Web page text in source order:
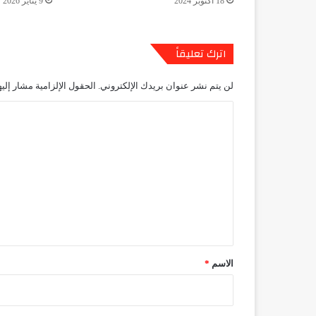
اترك تعليقاً
لن يتم نشر عنوان بريدك الإلكتروني. الحقول الإلزامية مشار
*الاسم *